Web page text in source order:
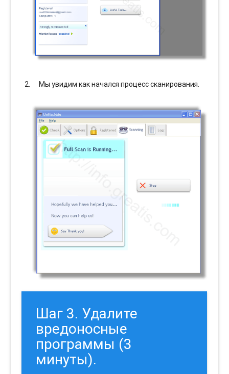
Мы увидим как начался процесс сканирования.
Шаг 3. Удалите
вредоносные
программы (3
минуты).